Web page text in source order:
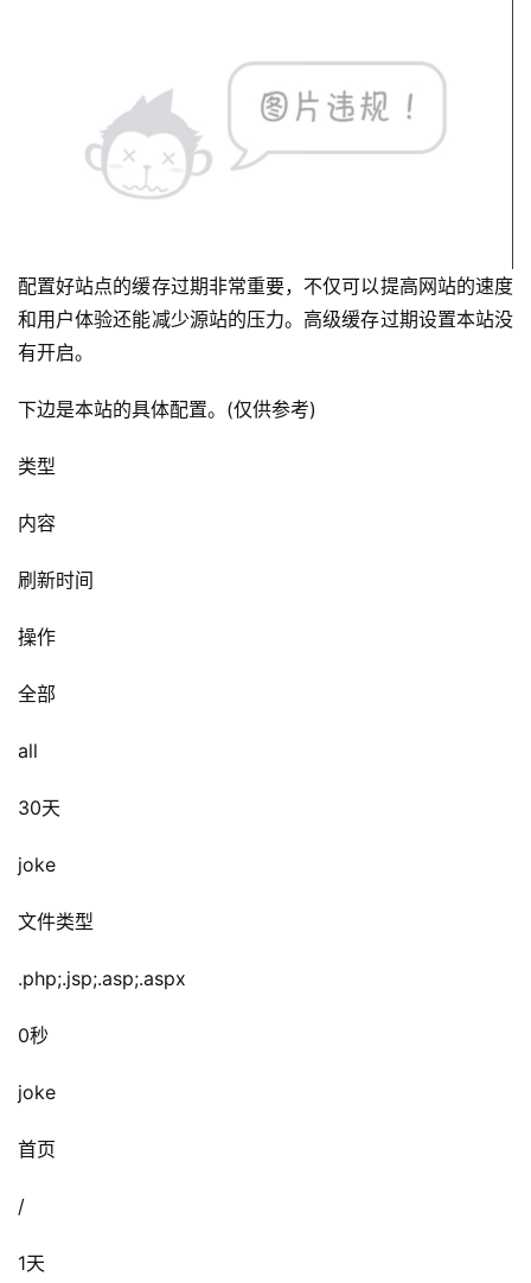
配置好站点的缓存过期非常重要，不仅可以提高网站的速度
和用户体验还能减少源站的压力。高级缓存过期设置本站没
有开启。
下边是本站的具体配置。(仅供参考)
类型
内容
刷新时间
操作
全部
all
30天
joke
文件类型
.php;.jsp;.asp;.aspx
0秒
joke
首页
/
1天